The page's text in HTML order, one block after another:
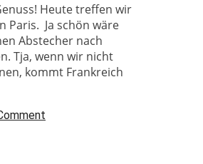
Heute treffen wir
Paris. Ja schön wäre
Abstecher nach
Tja, wenn wir nicht
kommt Frankreich